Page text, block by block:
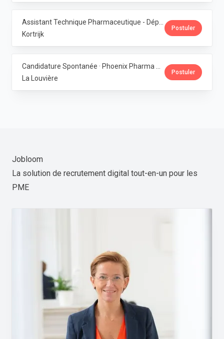
Kortrijk
Postuler
La Louvière
Postuler
Jobloom
La solution de recrutement digital tout-en-un pour les
PME